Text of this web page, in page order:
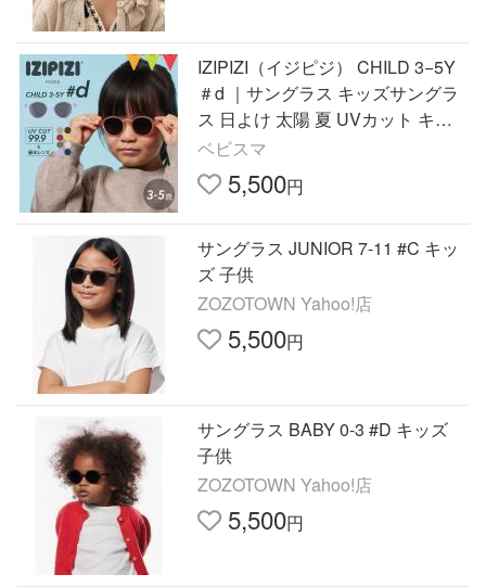
IZIPIZI（イジピジ） CHILD 3−5Y
＃d ｜サングラス キッズサングラ
ス 日よけ 太陽 夏 UVカット キッ
ズ お出掛け 遊び プール アウトド
ア ギフト 紫外線
ベビスマ
5,500円
サングラス JUNIOR 7-11 #C キッ
ズ 子供
ZOZOTOWN Yahoo!店
5,500円
サングラス BABY 0-3 #D キッズ
子供
ZOZOTOWN Yahoo!店
5,500円